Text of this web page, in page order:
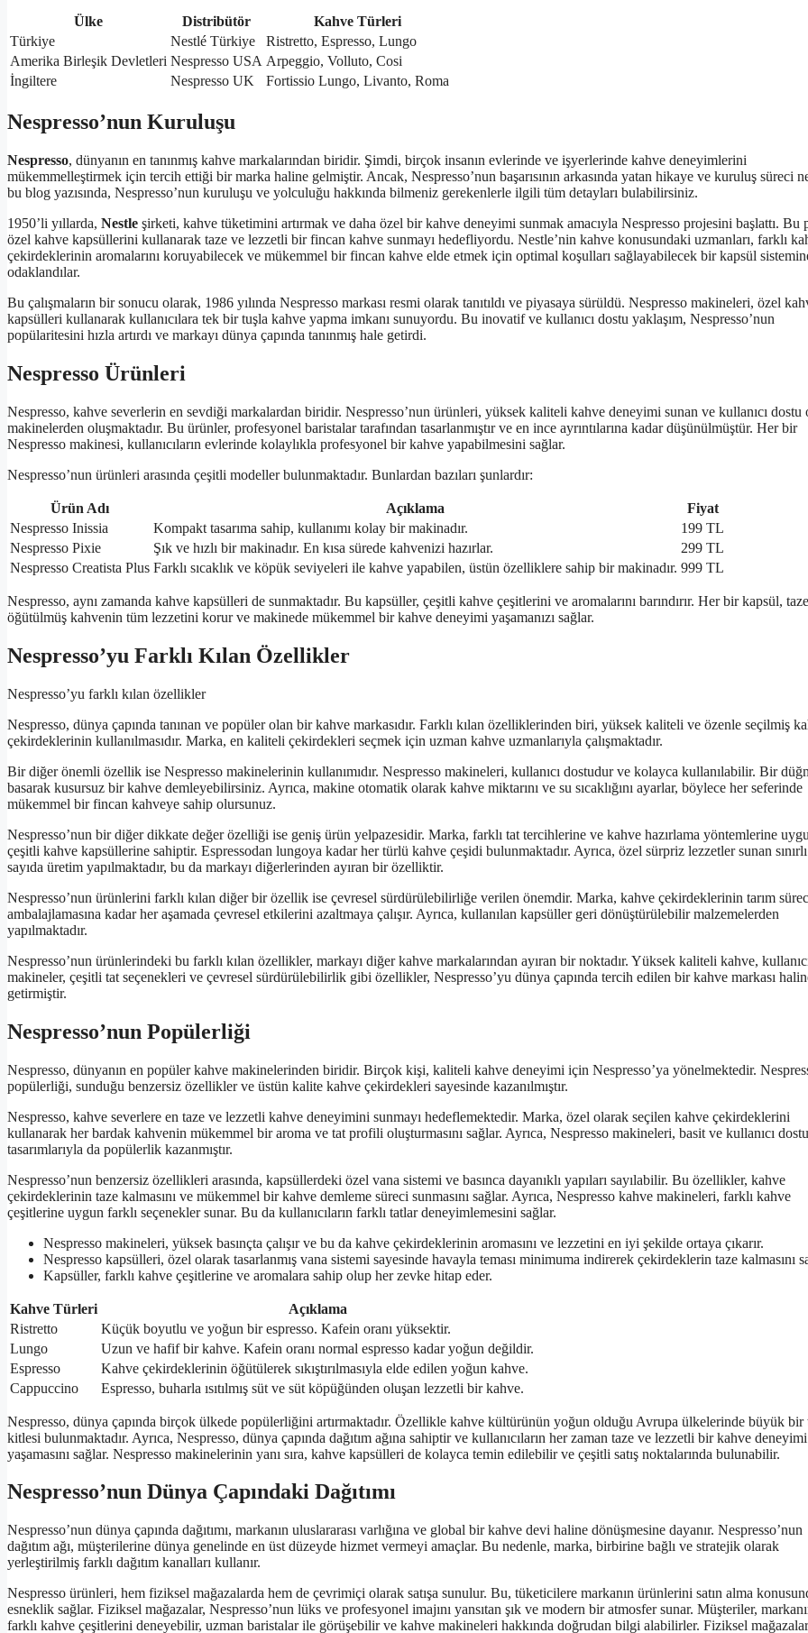
Ülke Distribütör
Kahve Türleri
Türkiye
Nestlé Türkiye
Ristretto, Espresso, Lungo
Amerika Birleşik Devletleri Nespresso USA Arpeggio, Volluto, Cosi
İngiltere
Nespresso UK Fortissio Lungo, Livanto, Roma
Nespresso’nun Kuruluşu
Nespresso, dünyanın en tanınmış kahve markalarından biridir. Şimdi, birçok insanın evlerinde ve işyerlerinde kahve deneyimlerini
mükemmelleştirmek için tercih ettiği bir marka haline gelmiştir. Ancak, Nespresso’nun başarısının arkasında yatan hikaye ve kuruluş süreci
bu blog yazısında, Nespresso’nun kuruluşu ve yolculuğu hakkında bilmeniz gerekenlerle ilgili tüm detayları bulabilirsiniz.
1950’li yıllarda, Nestle şirketi, kahve tüketimini artırmak ve daha özel bir kahve deneyimi sunmak amacıyla Nespresso projesini başlattı. Bu
özel kahve kapsüllerini kullanarak taze ve lezzetli bir fincan kahve sunmayı hedefliyordu. Nestle’nin kahve konusundaki uzmanları, farklı
çekirdeklerinin aromalarını koruyabilecek ve mükemmel bir fincan kahve elde etmek için optimal koşulları sağlayabilecek bir kapsül
odaklandılar.
Bu çalışmaların bir sonucu olarak, 1986 yılında Nespresso markası resmi olarak tanıtıldı ve piyasaya sürüldü. Nespresso makineleri, özel
kapsülleri kullanarak kullanıcılara tek bir tuşla kahve yapma imkanı sunuyordu. Bu inovatif ve kullanıcı dostu yaklaşım, Nespresso’nun
popülaritesini hızla artırdı ve markayı dünya çapında tanınmış hale getirdi.
Nespresso Ürünleri
Nespresso, kahve severlerin en sevdiği markalardan biridir. Nespresso’nun ürünleri, yüksek kaliteli kahve deneyimi sunan ve kullanıcı dostu
makinelerden oluşmaktadır. Bu ürünler, profesyonel baristalar tarafından tasarlanmıştır ve en ince ayrıntılarına kadar düşünülmüştür. Her bir
Nespresso makinesi, kullanıcıların evlerinde kolaylıkla profesyonel bir kahve yapabilmesini sağlar.
Nespresso’nun ürünleri arasında çeşitli modeller bulunmaktadır. Bunlardan bazıları şunlardır:
Ürün Adı Açıklama
Fiyat
Nespresso Inissia
Kompakt tasarıma sahip, kullanımı kolay bir makinadır.
199 TL
Nespresso Pixie
Şık ve hızlı bir makinadır. En kısa sürede kahvenizi hazırlar.
299 TL
Nespresso Creatista Plus Farklı sıcaklık ve köpük seviyeleri ile kahve yapabilen, üstün özelliklere sahip bir makinadır. 999 TL
Nespresso, aynı zamanda kahve kapsülleri de sunmaktadır. Bu kapsüller, çeşitli kahve çeşitlerini ve aromalarını barındırır. Her bir kapsül, taze
öğütülmüş kahvenin tüm lezzetini korur ve makinede mükemmel bir kahve deneyimi yaşamanızı sağlar.
Nespresso’yu Farklı Kılan Özellikler
Nespresso’yu farklı kılan özellikler
Nespresso, dünya çapında tanınan ve popüler olan bir kahve markasıdır. Farklı kılan özelliklerinden biri, yüksek kaliteli ve özenle seçilmiş
çekirdeklerinin kullanılmasıdır. Marka, en kaliteli çekirdekleri seçmek için uzman kahve uzmanlarıyla çalışmaktadır.
Bir diğer önemli özellik ise Nespresso makinelerinin kullanımıdır. Nespresso makineleri, kullanıcı dostudur ve kolayca kullanılabilir. Bir
basarak kusursuz bir kahve demleyebilirsiniz. Ayrıca, makine otomatik olarak kahve miktarını ve su sıcaklığını ayarlar, böylece her seferinde
mükemmel bir fincan kahveye sahip olursunuz.
Nespresso’nun bir diğer dikkate değer özelliği ise geniş ürün yelpazesidir. Marka, farklı tat tercihlerine ve kahve hazırlama yöntemlerine
çeşitli kahve kapsüllerine sahiptir. Espressodan lungoya kadar her türlü kahve çeşidi bulunmaktadır. Ayrıca, özel sürpriz lezzetler sunan sınırlı
sayıda üretim yapılmaktadır, bu da markayı diğerlerinden ayıran bir özelliktir.
Nespresso’nun ürünlerini farklı kılan diğer bir özellik ise çevresel sürdürülebilirliğe verilen önemdir. Marka, kahve çekirdeklerinin tarım
ambalajlamasına kadar her aşamada çevresel etkilerini azaltmaya çalışır. Ayrıca, kullanılan kapsüller geri dönüştürülebilir malzemelerden
yapılmaktadır.
Nespresso’nun ürünlerindeki bu farklı kılan özellikler, markayı diğer kahve markalarından ayıran bir noktadır. Yüksek kaliteli kahve,
makineler, çeşitli tat seçenekleri ve çevresel sürdürülebilirlik gibi özellikler, Nespresso’yu dünya çapında tercih edilen bir kahve markası
getirmiştir.
Nespresso’nun Popülerliği
Nespresso, dünyanın en popüler kahve makinelerinden biridir. Birçok kişi, kaliteli kahve deneyimi için Nespresso’ya yönelmektedir.
popülerliği, sunduğu benzersiz özellikler ve üstün kalite kahve çekirdekleri sayesinde kazanılmıştır.
Nespresso, kahve severlere en taze ve lezzetli kahve deneyimini sunmayı hedeflemektedir. Marka, özel olarak seçilen kahve çekirdeklerini
kullanarak her bardak kahvenin mükemmel bir aroma ve tat profili oluşturmasını sağlar. Ayrıca, Nespresso makineleri, basit ve kullanıcı dostu
tasarımlarıyla da popülerlik kazanmıştır.
Nespresso’nun benzersiz özellikleri arasında, kapsüllerdeki özel vana sistemi ve basınca dayanıklı yapıları sayılabilir. Bu özellikler, kahve
çekirdeklerinin taze kalmasını ve mükemmel bir kahve demleme süreci sunmasını sağlar. Ayrıca, Nespresso kahve makineleri, farklı kahve
çeşitlerine uygun farklı seçenekler sunar. Bu da kullanıcıların farklı tatlar deneyimlemesini sağlar.
Nespresso makineleri, yüksek basınçta çalışır ve bu da kahve çekirdeklerinin aromasını ve lezzetini en iyi şekilde ortaya çıkarır.
Nespresso kapsülleri, özel olarak tasarlanmış vana sistemi sayesinde havayla teması minimuma indirerek çekirdeklerin taze kalmasını
Kapsüller, farklı kahve çeşitlerine ve aromalara sahip olup her zevke hitap eder.
Kahve Türleri
Açıklama
Ristretto
Küçük boyutlu ve yoğun bir espresso. Kafein oranı yüksektir.
Lungo
Uzun ve hafif bir kahve. Kafein oranı normal espresso kadar yoğun değildir.
Espresso
Kahve çekirdeklerinin öğütülerek sıkıştırılmasıyla elde edilen yoğun kahve.
Cappuccino
Espresso, buharla ısıtılmış süt ve süt köpüğünden oluşan lezzetli bir kahve.
Nespresso, dünya çapında birçok ülkede popülerliğini artırmaktadır. Özellikle kahve kültürünün yoğun olduğu Avrupa ülkelerinde büyük bir
kitlesi bulunmaktadır. Ayrıca, Nespresso, dünya çapında dağıtım ağına sahiptir ve kullanıcıların her zaman taze ve lezzetli bir kahve deneyimi
yaşamasını sağlar. Nespresso makinelerinin yanı sıra, kahve kapsülleri de kolayca temin edilebilir ve çeşitli satış noktalarında bulunabilir.
Nespresso’nun Dünya Çapındaki Dağıtımı
Nespresso’nun dünya çapında dağıtımı, markanın uluslararası varlığına ve global bir kahve devi haline dönüşmesine dayanır. Nespresso’nun
dağıtım ağı, müşterilerine dünya genelinde en üst düzeyde hizmet vermeyi amaçlar. Bu nedenle, marka, birbirine bağlı ve stratejik olarak
yerleştirilmiş farklı dağıtım kanalları kullanır.
Nespresso ürünleri, hem fiziksel mağazalarda hem de çevrimiçi olarak satışa sunulur. Bu, tüketicilere markanın ürünlerini satın alma
esneklik sağlar. Fiziksel mağazalar, Nespresso’nun lüks ve profesyonel imajını yansıtan şık ve modern bir atmosfer sunar. Müşteriler,
farklı kahve çeşitlerini deneyebilir, uzman baristalar ile görüşebilir ve kahve makineleri hakkında doğrudan bilgi alabilirler. Fiziksel